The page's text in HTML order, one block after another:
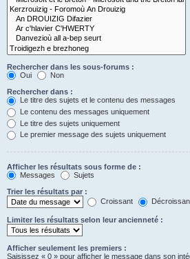
Rechercher dans les sous-forums :
Oui
Non
Rechercher dans :
Le titre des sujets et le contenu des messages
Le contenu des messages uniquement
Le titre des sujets uniquement
Le premier message des sujets uniquement
Afficher les résultats sous forme de :
Messages
Sujets
Trier les résultats par :
Croissant
Limiter les résultats selon leur ancienneté :
Afficher seulement les premiers :
Saisissez « 0 » pour afficher le message dans son